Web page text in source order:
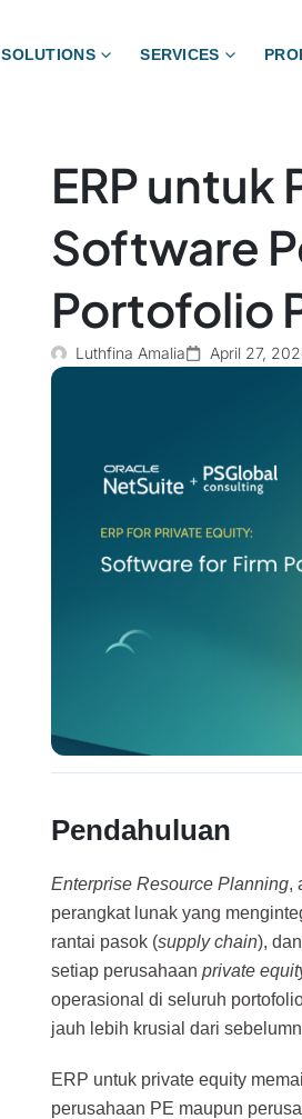
SOLUTIONS SERVICES
ERP untuk
Software
Portofolio
Luthfina Amalia April 27,
Pendahuluan
Enterprise Resource Planning,
perangkat lunak yang
rantai pasok (supply chain),
setiap perusahaan private
operasional di seluruh
jauh lebih krusial dari
ERP untuk private equity
perusahaan PE maupun